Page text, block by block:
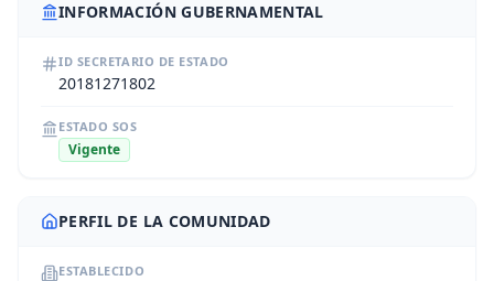
INFORMACIÓN GUBERNAMENTAL
ID SECRETARIO DE ESTADO
20181271802
ESTADO SOS
Vigente
PERFIL DE LA COMUNIDAD
ESTABLECIDO